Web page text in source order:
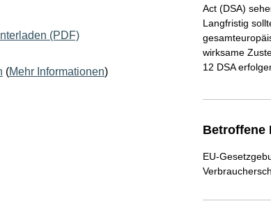
(PDF)
(Mehr Informationen)
Act (DSA)
Langfristig
wirksame
12 DSA
Betroffene
EU-